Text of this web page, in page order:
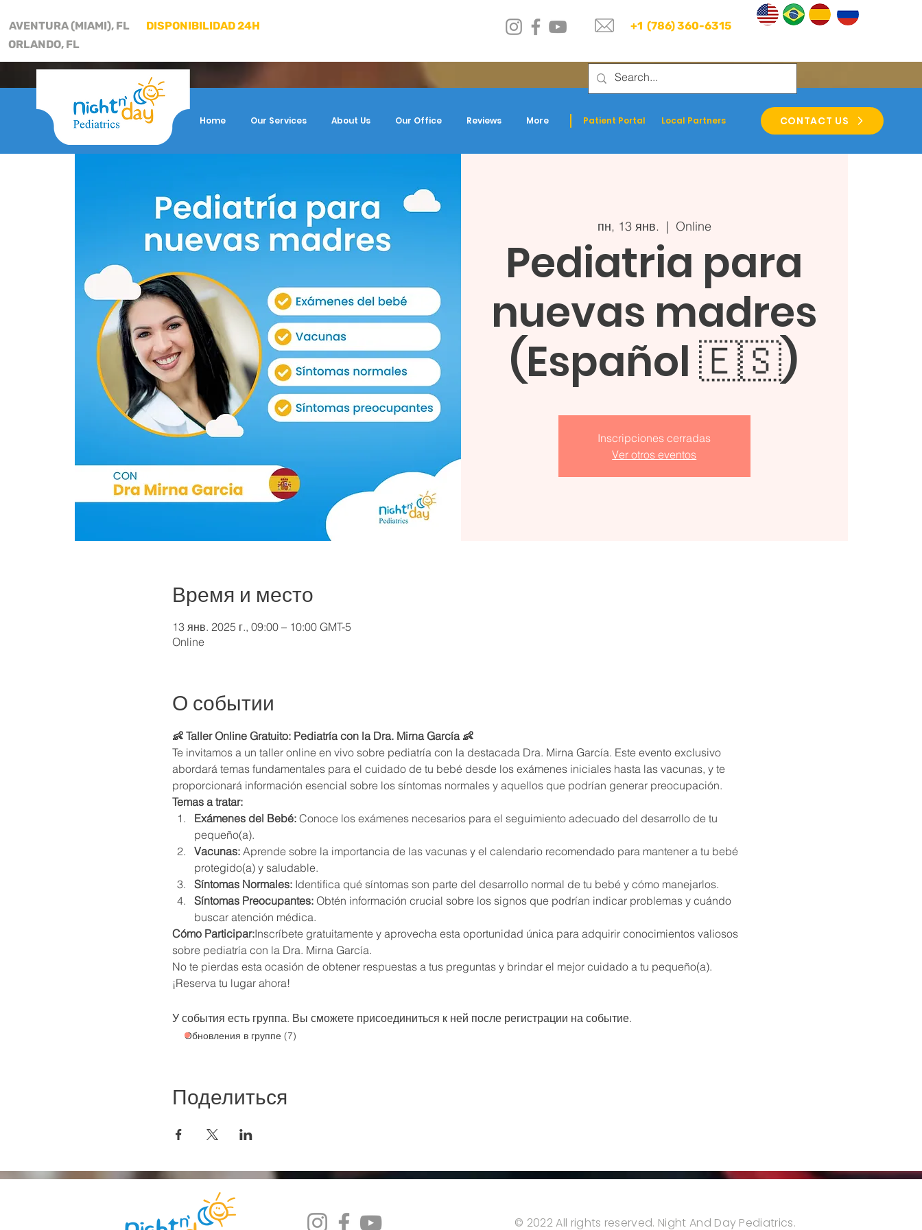
AVENTURA (MIAMI), FL
DISPONIBILIDAD 24H
ORLANDO, FL
+1 (786) 360-6315
Home Our Services About Us Our Office Reviews More Patient Portal Local Partners CONTACT US
пн, 13 янв.
  |
Online
Pediatria para
nuevas madres
(Español 🇪🇸)
Inscripciones cerradas
Ver otros eventos
Время и место
13 янв. 2025 г., 09:00 – 10:00 GMT-5
Online
О событии
👶 Taller Online Gratuito: Pediatría con la Dra. Mirna García 👶
Te invitamos a un taller online en vivo sobre pediatría con la destacada Dra. Mirna García. Este evento exclusivo
abordará temas fundamentales para el cuidado de tu bebé desde los exámenes iniciales hasta las vacunas, y te
proporcionará información esencial sobre los síntomas normales y aquellos que podrían generar preocupación.
Temas a tratar:
Exámenes del Bebé: Conoce los exámenes necesarios para el seguimiento adecuado del desarrollo de tu
pequeño(a).
Vacunas: Aprende sobre la importancia de las vacunas y el calendario recomendado para mantener a tu bebé
protegido(a) y saludable.
Síntomas Normales: Identifica qué síntomas son parte del desarrollo normal de tu bebé y cómo manejarlos.
Síntomas Preocupantes: Obtén información crucial sobre los signos que podrían indicar problemas y cuándo
buscar atención médica.
Cómo Participar:Inscríbete gratuitamente y aprovecha esta oportunidad única para adquirir conocimientos valiosos
sobre pediatría con la Dra. Mirna García.
No te pierdas esta ocasión de obtener respuestas a tus preguntas y brindar el mejor cuidado a tu pequeño(a).
¡Reserva tu lugar ahora!
У события есть группа. Вы сможете присоединиться к ней после регистрации на событие.
Обновления в группе (7)
Поделиться
© 2022 All rights reserved. Night And Day Pediatrics.